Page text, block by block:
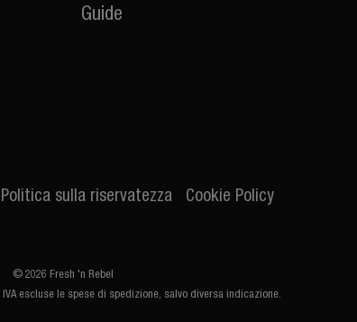
Guide
Politica sulla riservatezza Cookie Policy
© 2026 Fresh 'n Rebel
escluse le spese di spedizione, salvo diversa indicazione.